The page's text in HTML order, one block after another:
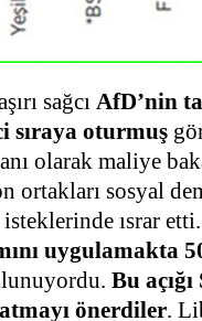
sağcı AfD’nin
sıraya oturmuş
olarak maliye
ortakları sosyal
ısrar etti.
uygulamakta
Bu
önerdiler.